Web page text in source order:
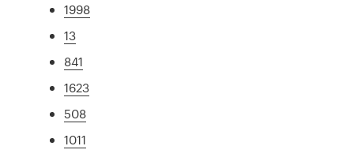
1998
13
841
1623
508
1011